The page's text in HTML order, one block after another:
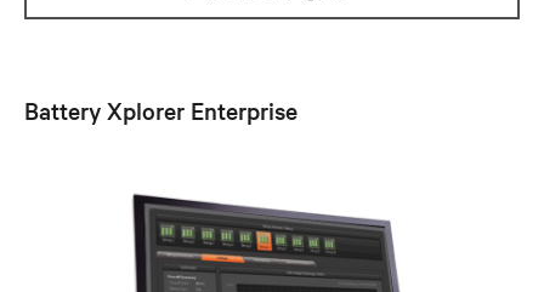
Battery Xplorer Enterprise